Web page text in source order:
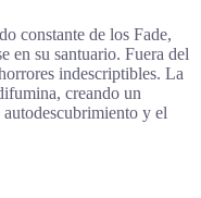
constante de los Fade,
en su santuario. Fuera del
indescriptibles. La
creando un
y el